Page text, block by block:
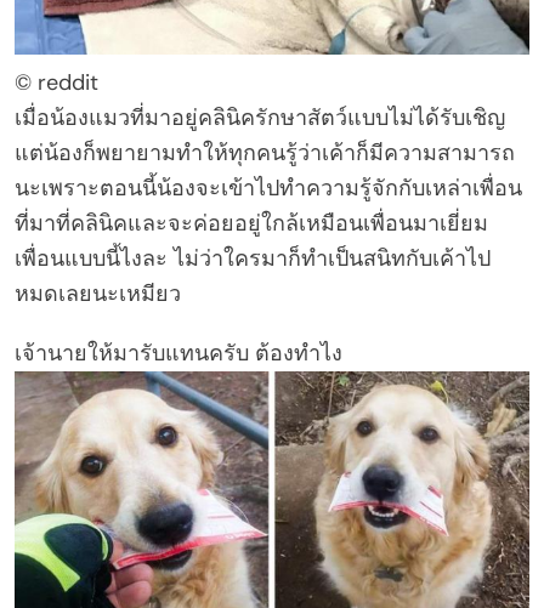
© reddit
เมื่อน้องแมวที่มาอยู่คลินิครักษาสัตว์แบบไม่ได้รับเชิญ
แต่น้องก็พยายามทำให้ทุกคนรู้ว่าเค้าก็มีความสามารถ
นะเพราะตอนนี้น้องจะเข้าไปทำความรู้จักกับเหล่าเพื่อน
ที่มาที่คลินิคและจะค่อยอยู่ใกล้เหมือนเพื่อนมาเยี่ยม
เพื่อนแบบนี้ไงละ ไม่ว่าใครมาก็ทำเป็นสนิทกับเค้าไป
หมดเลยนะเหมียว
เจ้านายให้มารับแทนครับ ต้องทำไง